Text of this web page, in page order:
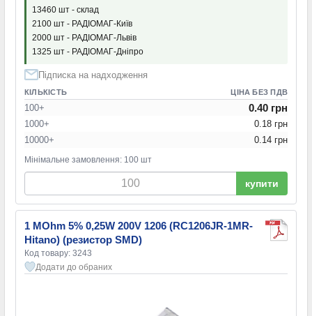
13460 шт - склад
2100 шт - РАДІОМАГ-Київ
2000 шт - РАДІОМАГ-Львів
1325 шт - РАДІОМАГ-Дніпро
Підписка на надходження
КІЛЬКІСТЬ ЦІНА БЕЗ ПДВ
100+ 0.40 грн
1000+
0.18 грн
10000+
0.14 грн
Мінімальне замовлення: 100 шт
купити
1 MOhm 5% 0,25W 200V 1206 (RC1206JR-1MR-
Hitano) (резистор SMD)
Код товару: 3243
Додати до обраних